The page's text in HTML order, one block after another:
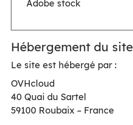
Adobe stock
Hébergement du site
Le site est hébergé par :
OVHcloud
40 Quai du Sartel
59100 Roubaix – France